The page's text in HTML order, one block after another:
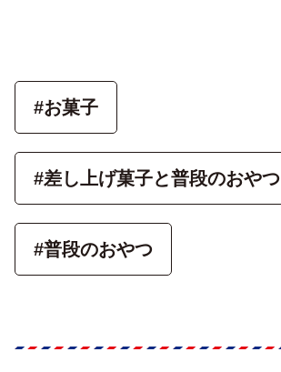
#お菓子
#差し上げ菓子と普段のおやつ
#普段のおやつ